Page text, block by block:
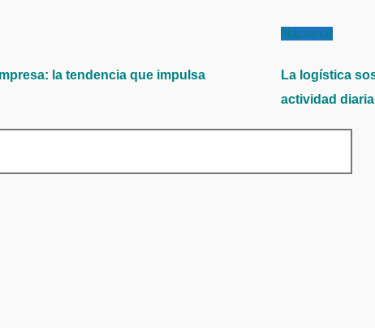
la tendencia que impulsa
Nacional
La logística
actividad diaria